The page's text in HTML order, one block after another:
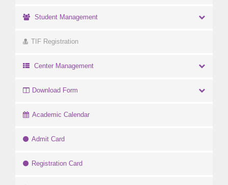
Student Management
TIF Registration
Center Management
Download Form
Academic Calendar
Admit Card
Registration Card